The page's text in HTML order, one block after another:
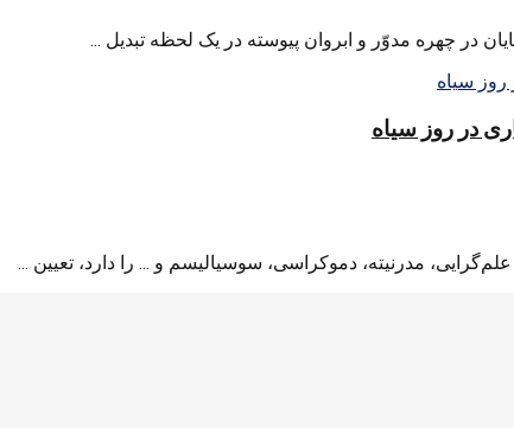
در چهره‌ مدوّر و ابروان پیوسته در یک‌ لحظه تبدیل ...
مدرنیته، دموکراسی، سوسیالیسم و ... را دارد، تعیین ...